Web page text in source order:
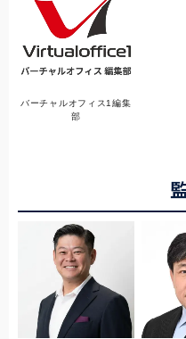
バーチャルオフィス1編集
部